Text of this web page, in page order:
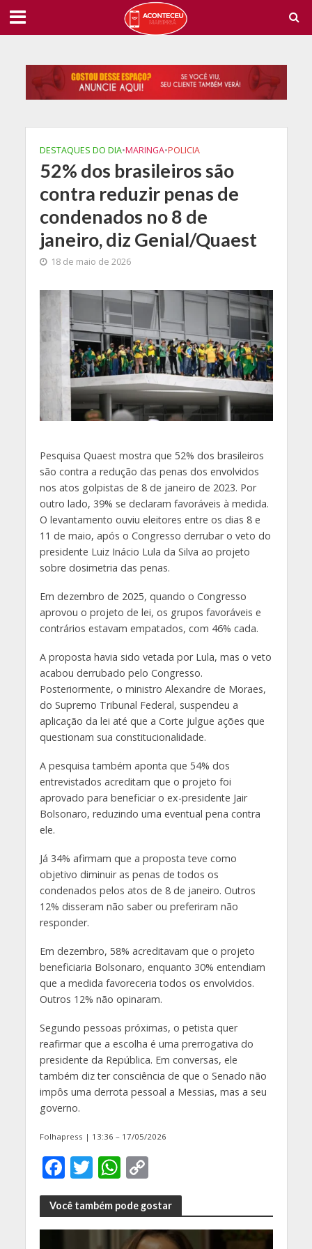
DESTAQUES DO DIA•MARINGA•POLICIA
52% dos brasileiros são
contra reduzir penas de
condenados no 8 de
janeiro, diz Genial/Quaest
18 de maio de 2026
Pesquisa Quaest mostra que 52% dos brasileiros
são contra a redução das penas dos envolvidos
nos atos golpistas de 8 de janeiro de 2023. Por
outro lado, 39% se declaram favoráveis à medida.
O levantamento ouviu eleitores entre os dias 8 e
11 de maio, após o Congresso derrubar o veto do
presidente Luiz Inácio Lula da Silva ao projeto
sobre dosimetria das penas.
Em dezembro de 2025, quando o Congresso
aprovou o projeto de lei, os grupos favoráveis e
contrários estavam empatados, com 46% cada.
A proposta havia sido vetada por Lula, mas o veto
acabou derrubado pelo Congresso.
Posteriormente, o ministro Alexandre de Moraes,
do Supremo Tribunal Federal, suspendeu a
aplicação da lei até que a Corte julgue ações que
questionam sua constitucionalidade.
A pesquisa também aponta que 54% dos
entrevistados acreditam que o projeto foi
aprovado para beneficiar o ex-presidente Jair
Bolsonaro, reduzindo uma eventual pena contra
ele.
Já 34% afirmam que a proposta teve como
objetivo diminuir as penas de todos os
condenados pelos atos de 8 de janeiro. Outros
12% disseram não saber ou preferiram não
responder.
Em dezembro, 58% acreditavam que o projeto
beneficiaria Bolsonaro, enquanto 30% entendiam
que a medida favoreceria todos os envolvidos.
Outros 12% não opinaram.
Segundo pessoas próximas, o petista quer
reafirmar que a escolha é uma prerrogativa do
presidente da República. Em conversas, ele
também diz ter consciência de que o Senado não
impôs uma derrota pessoal a Messias, mas a seu
governo.
Folhapress | 13:36 – 17/05/2026
F
ac
e
b
T
w
itt
er
W
h
at
s
C
o
p
y
Você também pode gostar